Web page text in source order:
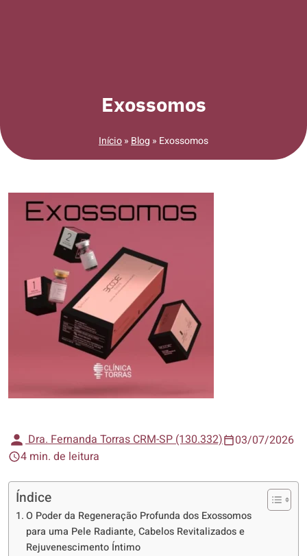
Exossomos
Início» Blog » Exossomos
Dra. Fernanda Torras CRM-SP (130.332)
03/07/2026
4 min. de leitura
Índice
O Poder da Regeneração Profunda dos Exossomos
para uma Pele Radiante, Cabelos Revitalizados e
Rejuvenescimento Íntimo